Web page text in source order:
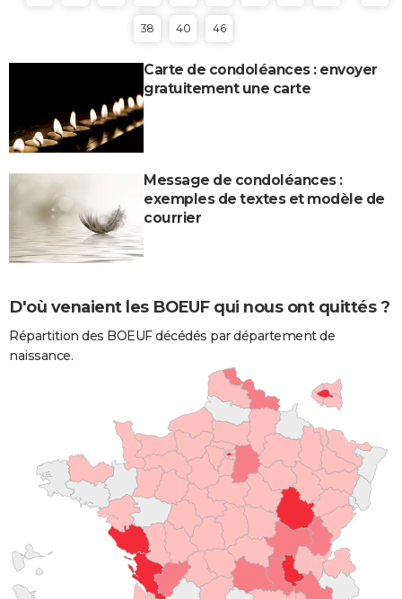
38 40 46
Carte de condoléances : envoyer
gratuitement une carte
Message de condoléances :
exemples de textes et modèle de
courrier
D'où venaient les BOEUF qui nous ont quittés ?
Répartition des BOEUF décédés par département de
naissance.